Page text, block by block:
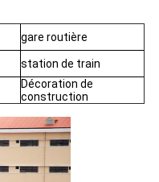
gare routière
station de train
Décoration de
construction